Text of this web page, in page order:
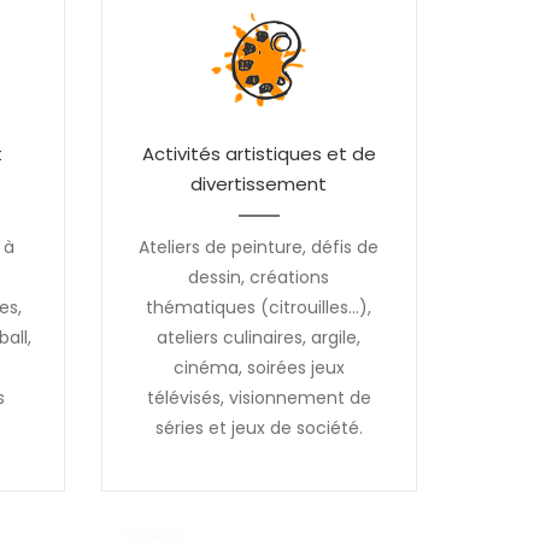
Activités artistiques et de
divertissement
Ateliers de peinture, défis de
dessin, créations
thématiques (citrouilles...),
ateliers culinaires, argile,
cinéma, soirées jeux
télévisés, visionnement de
séries et jeux de société.